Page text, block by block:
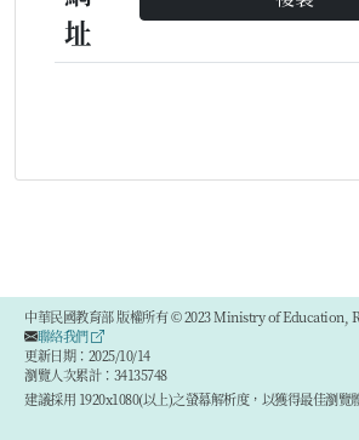
址
中華民國教育部 版權所有 © 2023 Ministry of Education,
聯絡我們
更新日期：2025/10/14
瀏覽人次累計：34135748
建議採用 1920x1080(以上)之螢幕解析度，以獲得最佳瀏覽